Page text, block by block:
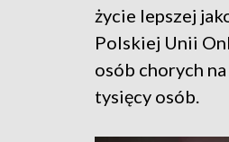
życie lepszej
Polskiej Unii
osób chorych
tysięcy osób.